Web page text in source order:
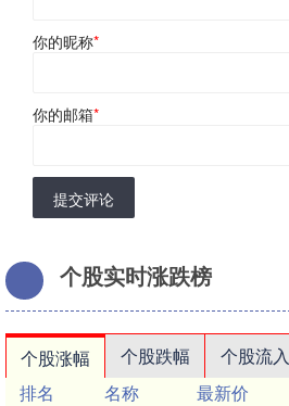
你的昵称*
你的邮箱*
提交评论
个股实时涨跌榜
个股涨幅 个股跌幅 个股流入
排名
名称 最新价